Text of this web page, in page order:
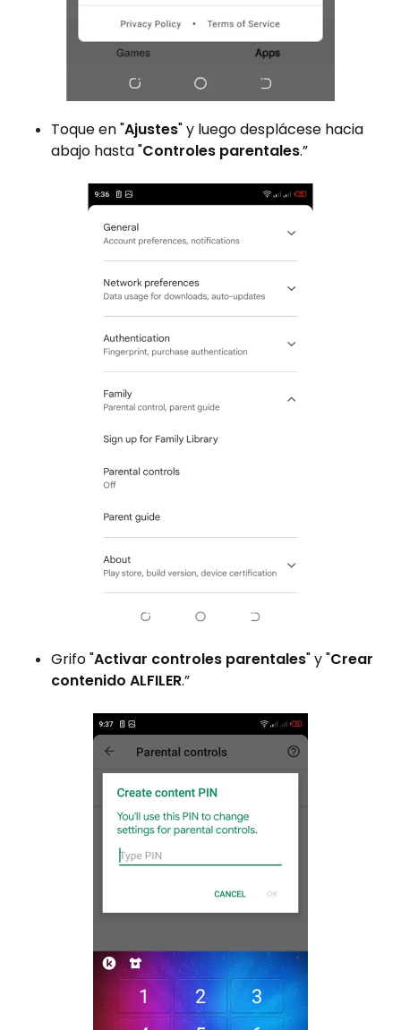
Toque en "Ajustes" y luego desplácese hacia
abajo hasta "Controles parentales.”
Grifo "Activar controles parentales" y "Crear
contenido ALFILER.”